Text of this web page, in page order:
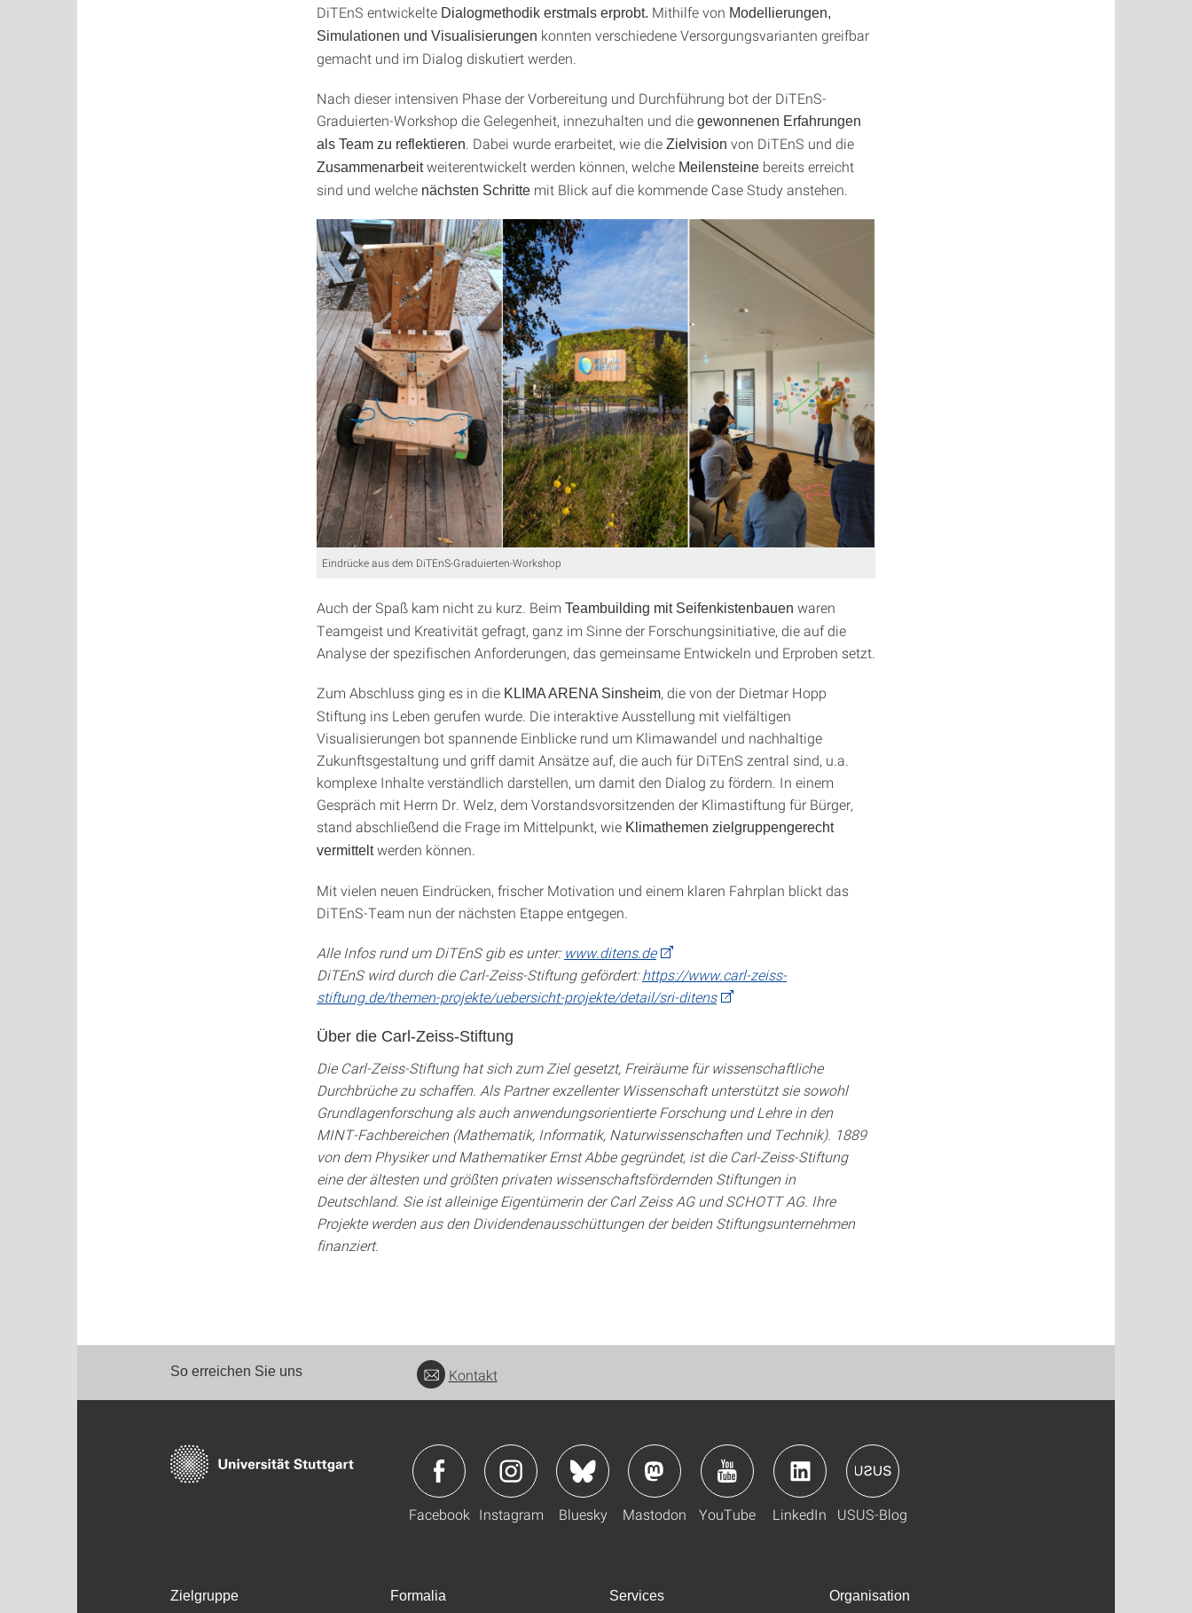
DiTEnS entwickelte Dialogmethodik erstmals erprobt. Mithilfe von Modellierungen,
Simulationen und Visualisierungen konnten verschiedene Versorgungsvarianten greifbar
gemacht und im Dialog diskutiert werden.
Nach dieser intensiven Phase der Vorbereitung und Durchführung bot der DiTEnS-
Graduierten-Workshop die Gelegenheit, innezuhalten und die gewonnenen Erfahrungen
als Team zu reflektieren . Dabei wurde erarbeitet, wie die Zielvision von DiTEnS und die
Zusammenarbeitweiterentwickelt werden können, welche Meilensteine bereits erreicht
sind und welche nächsten Schritte mit Blick auf die kommende Case Study anstehen.
Eindrücke aus dem DiTEnS-Graduierten-Workshop
Auch der Spaß kam nicht zu kurz. Beim Teambuilding mit Seifenkistenbauen waren
Teamgeist und Kreativität gefragt, ganz im Sinne der Forschungsinitiative, die auf die
Analyse der spezifischen Anforderungen, das gemeinsame Entwickeln und Erproben setzt.
Zum Abschluss ging es in die KLIMA ARENA Sinsheim, die von der Dietmar Hopp
Stiftung ins Leben gerufen wurde. Die interaktive Ausstellung mit vielfältigen
Visualisierungen bot spannende Einblicke rund um Klimawandel und nachhaltige
Zukunftsgestaltung und griff damit Ansätze auf, die auch für DiTEnS zentral sind, u.a.
komplexe Inhalte verständlich darstellen, um damit den Dialog zu fördern. In einem
Gespräch mit Herrn Dr. Welz, dem Vorstandsvorsitzenden der Klimastiftung für Bürger,
stand abschließend die Frage im Mittelpunkt, wie Klimathemen zielgruppengerecht
vermitteltwerden können.
Mit vielen neuen Eindrücken, frischer Motivation und einem klaren Fahrplan blickt das
DiTEnS-Team nun der nächsten Etappe entgegen.
Alle Infos rund um DiTEnS gib es unter:www.ditens.de
DiTEnS wird durch die Carl-Zeiss-Stiftung gefördert:https://www.carl-zeiss-
stiftung.de/themen-projekte/uebersicht-projekte/detail/sri-ditens
Über die Carl-Zeiss-Stiftung
Die Carl-Zeiss-Stiftung hat sich zum Ziel gesetzt, Freiräume für wissenschaftliche
Durchbrüche zu schaffen. Als Partner exzellenter Wissenschaft unterstützt sie sowohl
Grundlagenforschung als auch anwendungsorientierte Forschung und Lehre in den
MINT-Fachbereichen (Mathematik, Informatik, Naturwissenschaften und Technik). 1889
von dem Physiker und Mathematiker Ernst Abbe gegründet, ist die Carl-Zeiss-Stiftung
eine der ältesten und größten privaten wissenschaftsfördernden Stiftungen in
Deutschland. Sie ist alleinige Eigentümerin der Carl Zeiss AG und SCHOTT AG. Ihre
Projekte werden aus den Dividendenausschüttungen der beiden Stiftungsunternehmen
finanziert.
So erreichen Sie uns Kontakt
Facebook Instagram Bluesky Mastodon YouTube LinkedIn USUS-Blog
Zielgruppe Formalia Services Organisation